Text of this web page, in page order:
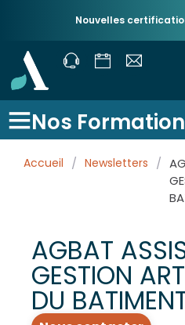
Nouvelles
Nos
Accueil / Newsletters /
AGBAT
GESTION
DU